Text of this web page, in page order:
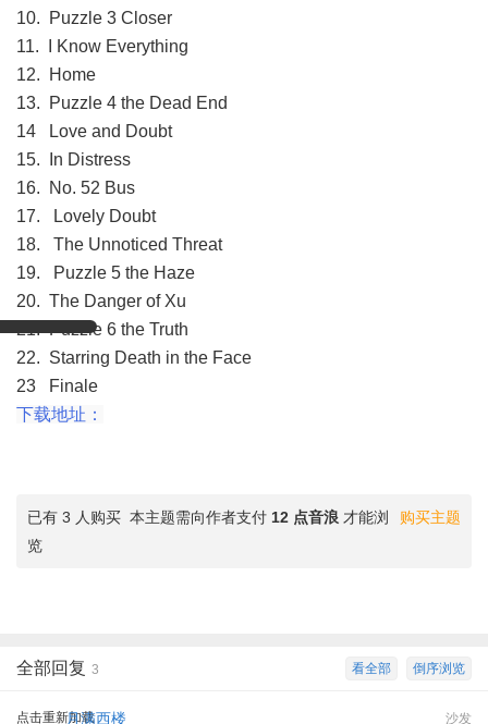
10. Puzzle 3 Closer
11. I Know Everything
12. Home
13. Puzzle 4 the Dead End
14 Love and Doubt
15. In Distress
16. No. 52 Bus
17. Lovely Doubt
18. The Unnoticed Threat
19. Puzzle 5 the Haze
20. The Danger of Xu
21. Puzzle 6 the Truth
22. Starring Death in the Face
23 Finale
下载地址：
购买主题
已有 3 人购买 本主题需向作者支付 12 点音浪 才能浏
览
倒序浏览
看全部
全部回复 3
点击重新加载 沙发
月满西楼